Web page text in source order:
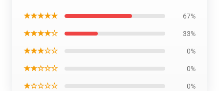
★★★★★ 67%
★★★★☆ 33%
★★★☆☆ 0%
★★☆☆☆ 0%
★☆☆☆☆ 0%